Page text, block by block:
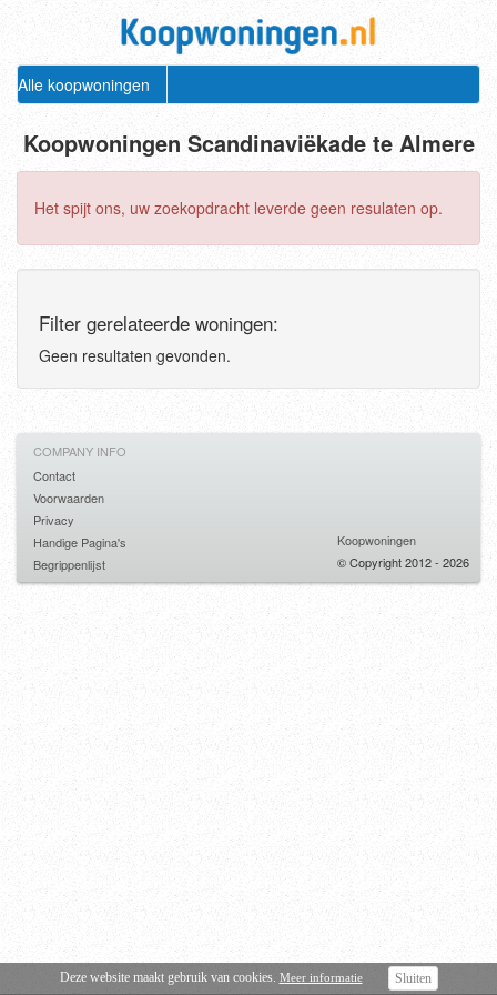
Alle koopwoningen
Koopwoningen Scandinaviëkade te Almere
Het spijt ons, uw zoekopdracht leverde geen resulaten op.
Filter gerelateerde woningen:
Geen resultaten gevonden.
Deze website maakt gebruik van cookies. Meer informatie Sluiten
COMPANY INFO
Contact
Voorwaarden
Privacy
Handige Pagina's
Begrippenlijst
Koopwoningen
© Copyright 2012 - 2026